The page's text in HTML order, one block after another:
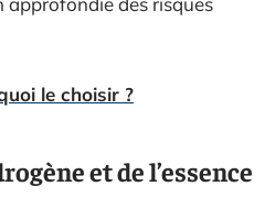
le choisir ?
et de l’essence